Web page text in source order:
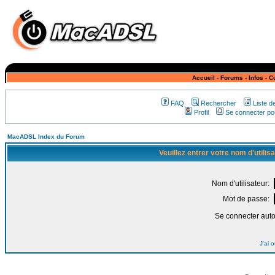
Accueil - Forums - Infos -
FAQ Rechercher
Liste
Profil
Se connecter
MacADSL Index du Forum
Veuillez entrer votre nom
Nom d'utilisateur:
Mot de passe:
Se connecter
J'ai